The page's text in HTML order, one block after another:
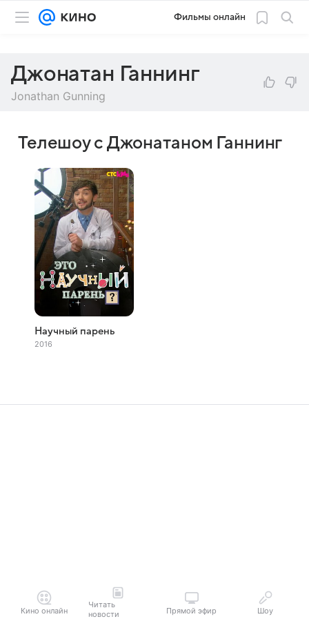
Фильмы онлайн
Джонатан Ганнинг
Jonathan Gunning
Телешоу с Джонатаном Ганнинг
Научный парень
2016
Кино онлайн
Читать
новости
Прямой эфир Шоу